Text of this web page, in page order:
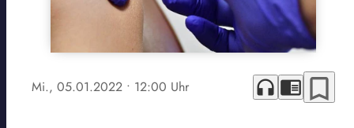
Mi., 05.01.2022 • 12:00 Uhr headphones chrome_reader_mode bookmark_border